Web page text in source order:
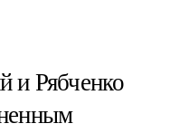
и Рябченко